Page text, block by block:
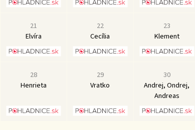
21
Elvíra
22
Cecília
23
Klement
28
Henrieta
29
Vratko
30
Andrej, Ondrej,
Andreas